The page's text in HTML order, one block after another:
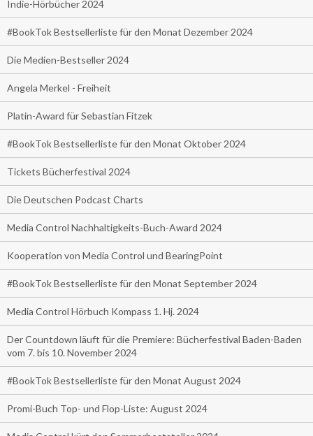
Indie-Hörbücher 2024
#BookTok Bestsellerliste für den Monat Dezember 2024
Die Medien-Bestseller 2024
Angela Merkel - Freiheit
Platin-Award für Sebastian Fitzek
#BookTok Bestsellerliste für den Monat Oktober 2024
Tickets Bücherfestival 2024
Die Deutschen Podcast Charts
Media Control Nachhaltigkeits-Buch-Award 2024
Kooperation von Media Control und BearingPoint
#BookTok Bestsellerliste für den Monat September 2024
Media Control Hörbuch Kompass 1. Hj. 2024
Der Countdown läuft für die Premiere: Bücherfestival Baden-Baden
vom 7. bis 10. November 2024
#BookTok Bestsellerliste für den Monat August 2024
Promi-Buch Top- und Flop-Liste: August 2024